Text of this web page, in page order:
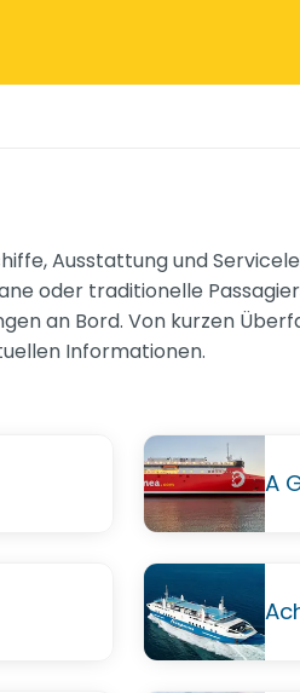
Ausstattung und
oder traditionelle
an Bord. Von kurzen
Informationen.
A